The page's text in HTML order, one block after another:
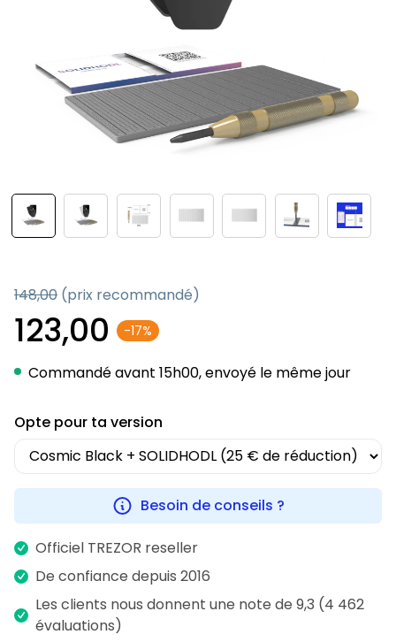
148,00 (prix recommandé)
123,00 -17%
Commandé avant 15h00, envoyé le même jour
Opte pour ta version
Besoin de conseils ?
Officiel TREZOR reseller
De confiance depuis 2016
Les clients nous donnent une note de 9,3 (4 462
évaluations)